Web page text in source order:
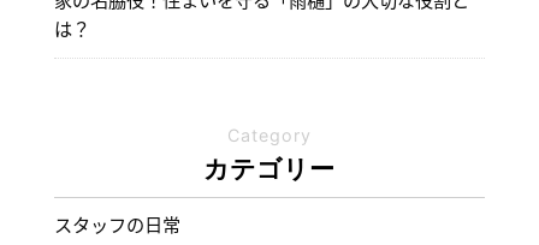
は？
Category
カテゴリー
スタッフの日常